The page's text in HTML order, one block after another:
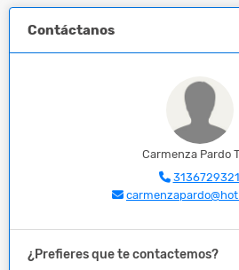
Contáctanos
Carmenza Pardo
3136729321
¿Prefieres que te contactemos?